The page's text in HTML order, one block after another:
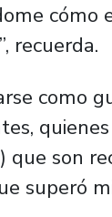
cómo
recuerda.
como
que son
superó